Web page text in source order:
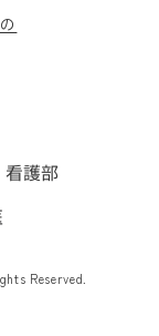
Reserved.